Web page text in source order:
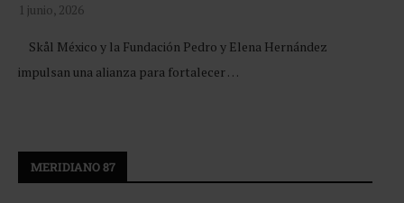
1 junio, 2026
Skål México y la Fundación Pedro y Elena Hernández
impulsan una alianza para fortalecer …
MERIDIANO 87